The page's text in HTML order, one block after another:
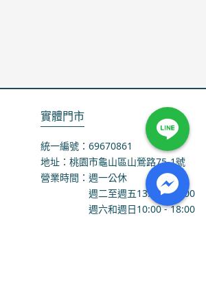
實體門市
統一編號：69670861
地址：桃園市龜山區山鶯路75-1號
營業時間：週一公休
週二至週五13:00 - 18:00
週六和週日10:00 - 18:00